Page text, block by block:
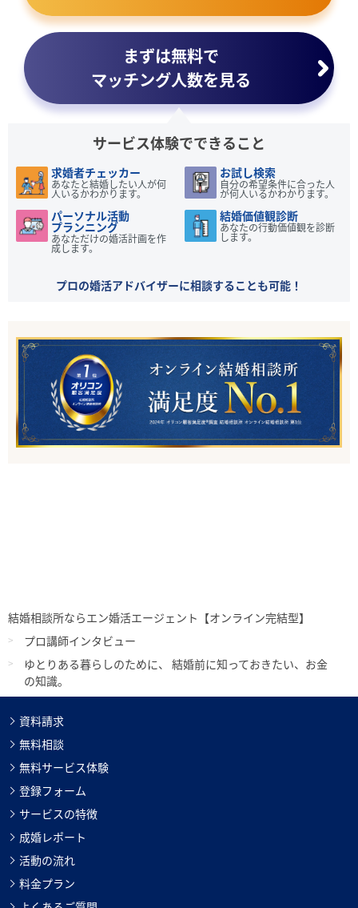
まずは無料で
マッチング人数を見る
サービス体験でできること
求婚者チェッカー
あなたと結婚したい人が何
人いるかわかります。
お試し検索
自分の希望条件に合った人
が何人いるかわかります。
パーソナル活動
プランニング
あなただけの婚活計画を作
成します。
結婚価値観診断
あなたの行動価値観を診断
します。
プロの婚活アドバイザーに相談することも可能！
結婚相談所ならエン婚活エージェント【オンライン完結型】
プロ講師インタビュー
ゆとりある暮らしのために、 結婚前に知っておきたい、お金
の知識。
資料請求
無料相談
無料サービス体験
登録フォーム
サービスの特徴
成婚レポート
活動の流れ
料金プラン